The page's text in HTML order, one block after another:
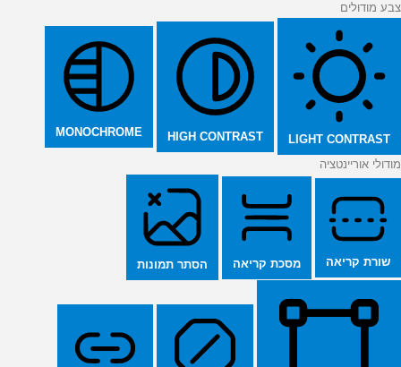
צבע מודולים
LIGHT CONTRAST
HIGH CONTRAST
MONOCHROME
מודולי אוריינטציה
שורת קריאה מסכת קריאה הסתר תמונות